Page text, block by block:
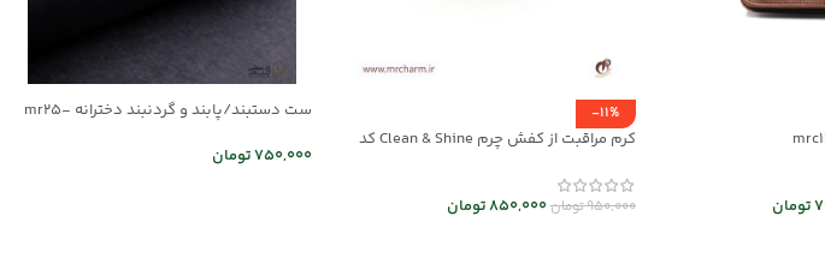
تومان
-11%
کرم مراقبت از کفش چرم Clean & Shine کد
950,000تومان850,000تومان
ست دستبند/پابند و گردنبند دخترانه mr25-
750,000تومان